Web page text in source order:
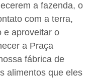
a fazenda, o
com a terra,
e aproveitar o
a Praça
fábrica de
alimentos que eles